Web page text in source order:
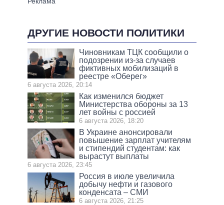
ДРУГИЕ НОВОСТИ ПОЛИТИКИ
Чиновникам ТЦК сообщили о
подозрении из-за случаев
фиктивных мобилизаций в
реестре «Оберег»
6 августа 2026, 20:14
Как изменился бюджет
Министерства обороны за 13
лет войны с россией
6 августа 2026, 18:20
В Украине анонсировали
повышение зарплат учителям
и стипендий студентам: как
вырастут выплаты
6 августа 2026, 23:45
Россия в июле увеличила
добычу нефти и газового
конденсата – СМИ
6 августа 2026, 21:25